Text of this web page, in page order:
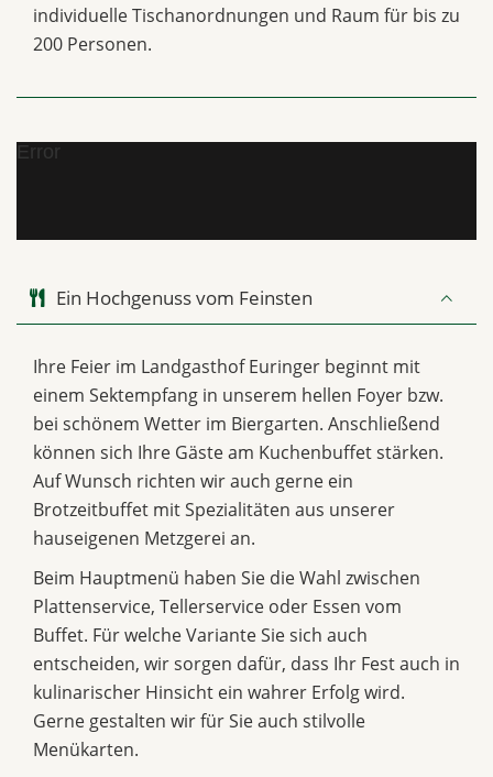
individuelle Tischanordnungen und Raum für bis zu
200 Personen.
Error
Ein Hochgenuss vom Feinsten
Ihre Feier im Landgasthof Euringer beginnt mit
einem Sektempfang in unserem hellen Foyer bzw.
bei schönem Wetter im Biergarten. Anschließend
können sich Ihre Gäste am Kuchenbuffet stärken.
Auf Wunsch richten wir auch gerne ein
Brotzeitbuffet mit Spezialitäten aus unserer
hauseigenen Metzgerei an.
Beim Hauptmenü haben Sie die Wahl zwischen
Plattenservice, Tellerservice oder Essen vom
Buffet. Für welche Variante Sie sich auch
entscheiden, wir sorgen dafür, dass Ihr Fest auch in
kulinarischer Hinsicht ein wahrer Erfolg wird.
Gerne gestalten wir für Sie auch stilvolle
Menükarten.